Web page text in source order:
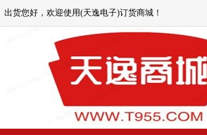
出货您好，欢迎使用(天逸电子)订货商城！